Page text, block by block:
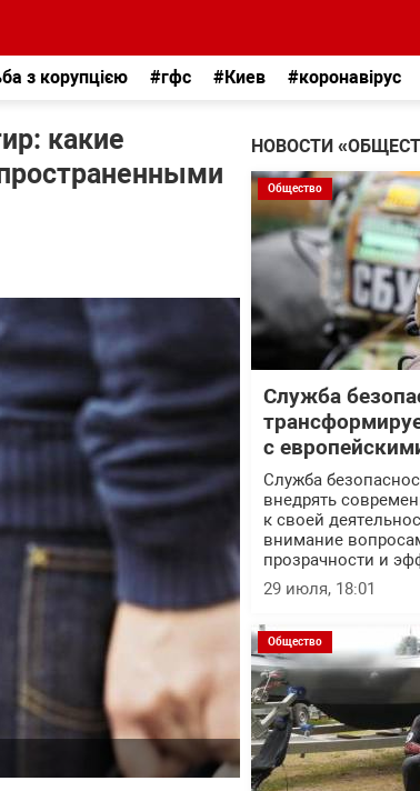
з корупцією #гфс #Киев #коронавірус
какие
НОВОСТИ
Общество
Служба
с
Служба
внедрять
к своей
внимание
прозрачности и
29 июля, 18:01
Общество